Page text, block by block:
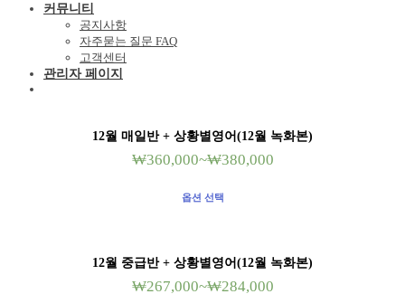
커뮤니티
공지사항
자주묻는 질문 FAQ
고객센터
관리자 페이지
12월 매일반 + 상황별영어(12월 녹화본)
₩360,000~₩380,000
옵션 선택
12월 중급반 + 상황별영어(12월 녹화본)
₩267,000~₩284,000